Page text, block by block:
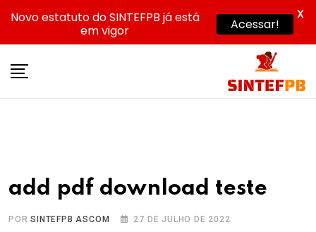
add pdf download teste
PORSINTEFPB ASCOM 27 DE JULHO DE 2022
Novo estatuto do SINTEFPB já está
em vigor
Acessar!
X